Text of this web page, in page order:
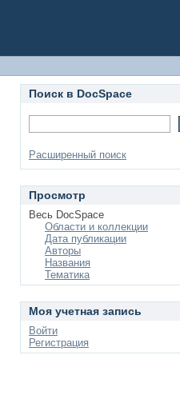
Поиск в DocSpace
Расширенный поиск
Просмотр
Весь DocSpace
Области и коллекции
Дата публикации
Авторы
Названия
Тематика
Моя учетная запись
Войти
Регистрация